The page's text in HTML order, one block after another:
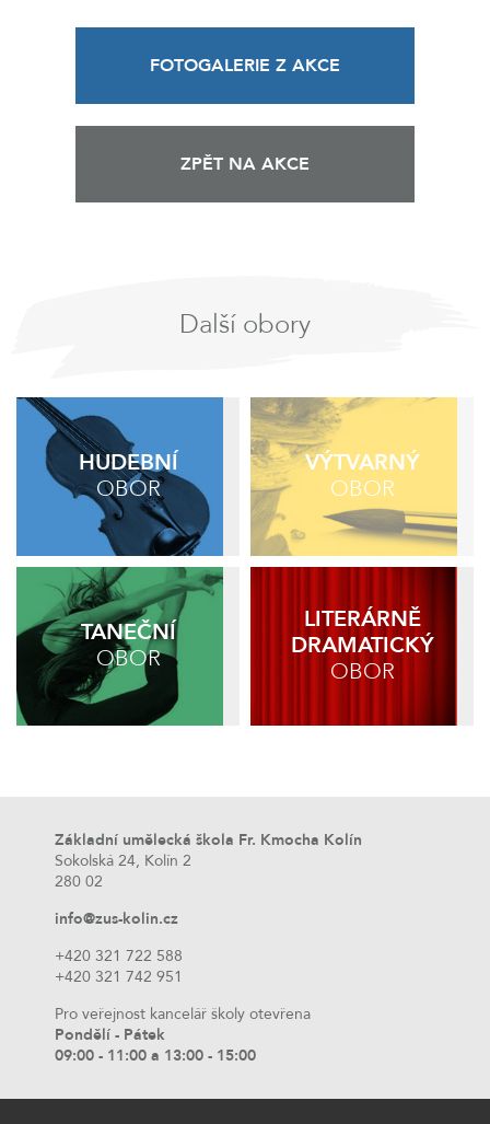
FOTOGALERIE Z AKCE
ZPĚT NA AKCE
Další obory
HUDEBNÍ
OBOR
VÝTVARNÝ
OBOR
TANEČNÍ
OBOR
LITERÁRNĚ
DRAMATICKÝ
OBOR
Základní umělecká škola Fr. Kmocha Kolín
Sokolská 24, Kolín 2
280 02
info@zus-kolin.cz
+420 321 722 588
+420 321 742 951
Pro veřejnost kancelář školy otevřena
Pondělí - Pátek
09:00 - 11:00 a 13:00 - 15:00